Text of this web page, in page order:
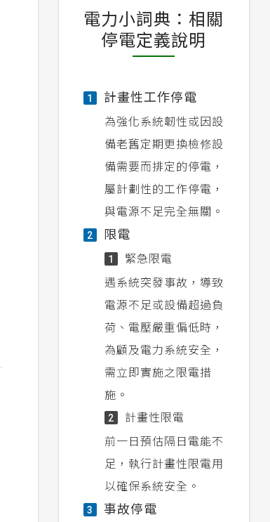
電力小詞典：相關
停電定義說明
1 計畫性工作停電
為強化系統韌性或因設
備老舊定期更換檢修設
備需要而排定的停電，
屬計劃性的工作停電，
與電源不足完全無關。
2 限電
1
緊急限電
遇系統突發事故，導致
電源不足或設備超過負
荷、電壓嚴重偏低時，
為顧及電力系統安全，
需立即實施之限電措
施。
2
計畫性限電
前一日預估隔日電能不
足，執行計畫性限電用
以確保系統安全。
3 事故停電